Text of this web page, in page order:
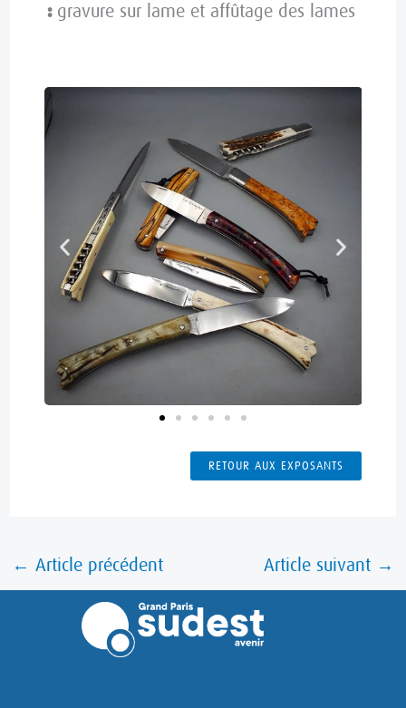
: gravure sur lame et affûtage des lames
RETOUR AUX EXPOSANTS
← Article précédent Article suivant →